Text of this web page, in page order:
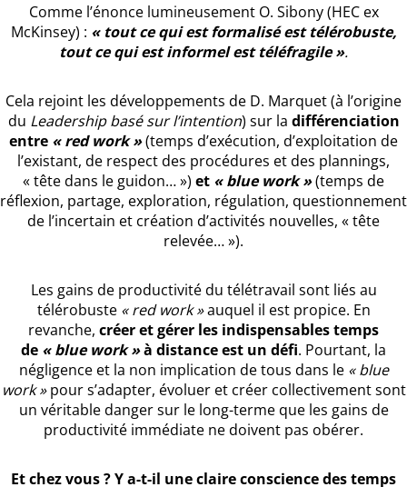
Comme l’énonce lumineusement O. Sibony (HEC ex
McKinsey) : « tout ce qui est formalisé est télérobuste,
tout ce qui est informel est téléfragile ».
Cela rejoint les développements de D. Marquet (à l’origine
du Leadership basé sur l’intention) sur la différenciation
entre « red work »(temps d’exécution, d’exploitation de
l’existant, de respect des procédures et des plannings,
« tête dans le guidon… ») et « blue work »(temps de
réflexion, partage, exploration, régulation, questionnement
de l’incertain et création d’activités nouvelles, « tête
relevée… »).
Les gains de productivité du télétravail sont liés au
télérobuste « red work »auquel il est propice. En
revanche, créer et gérer les indispensables temps
de « blue work »à distance est un défi. Pourtant, la
négligence et la non implication de tous dans le « blue
work »pour s’adapter, évoluer et créer collectivement sont
un véritable danger sur le long-terme que les gains de
productivité immédiate ne doivent pas obérer.
Et chez vous ? Y a-t-il une claire conscience des temps